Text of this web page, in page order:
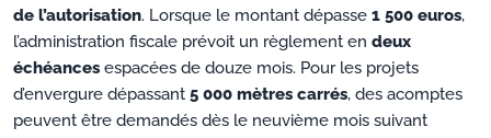
de l’autorisation. Lorsque le montant dépasse 1 500 euros,
l’administration fiscale prévoit un règlement en deux
échéances espacées de douze mois. Pour les projets
d’envergure dépassant 5 000 mètres carrés, des acomptes
peuvent être demandés dès le neuvième mois suivant